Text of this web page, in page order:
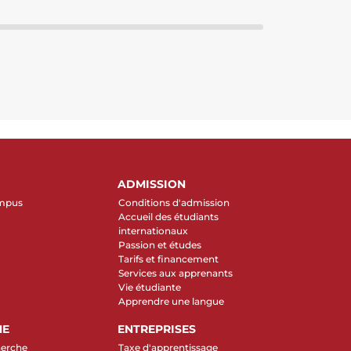
ADMISSION
Conditions d'admission
Accueil des étudiants
internationaux
Passion et études
Tarifs et financement
Services aux apprenants
Vie étudiante
Apprendre une langue
ENTREPRISES
Taxe d'apprentissage